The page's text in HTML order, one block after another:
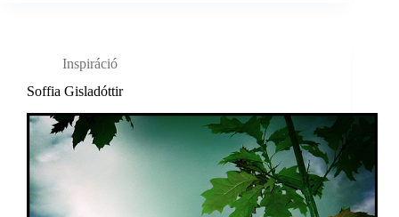
Inspiráció
Soffia Gisladóttir